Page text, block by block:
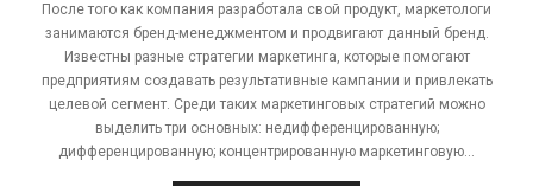
После того как компания разработала свой продукт, маркетологи
занимаются бренд-менеджментом и продвигают данный бренд.
Известны разные стратегии маркетинга, которые помогают
предприятиям создавать результативные кампании и привлекать
целевой сегмент. Среди таких маркетинговых стратегий можно
выделить три основных: недифференцированную;
дифференцированную; концентрированную маркетинговую...